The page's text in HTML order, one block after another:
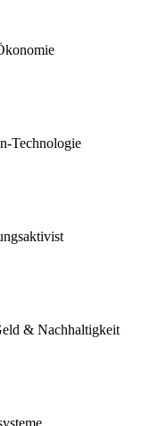
Technologie
& Nachhaltigkeit